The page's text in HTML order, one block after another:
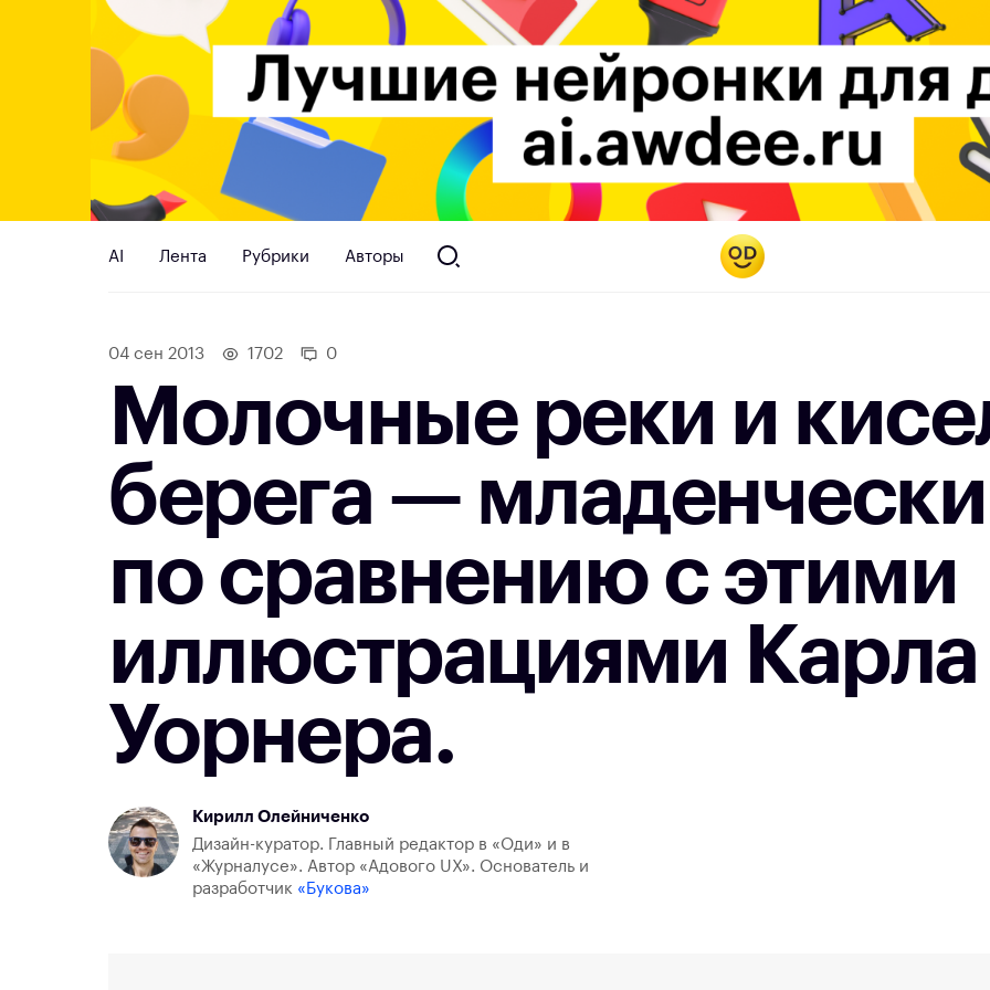
AI Лента Рубрики Авторы
04 сен 2013 1702 0
Молочные реки и
берега —
по сравнению с этими
иллюстрациями Карла
Уорнера.
Кирилл Олейниченко
Дизайн-куратор. Главный редактор в «Оди» и в
«Журналусе». Автор «Адового UX». Основатель и
разработчик «Букова»